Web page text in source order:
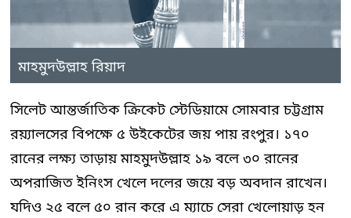
মাহমুদউল্লাহ রিয়াদ
সিলেট আন্তর্জাতিক ক্রিকেট স্টেডিয়ামে সোমবার চট্টগ্রাম
রয়্যালসের বিপক্ষে ৫ উইকেটের জয় পায় রংপুর। ১৭০
রানের লক্ষ্য তাড়ায় মাহমুদউল্লাহ ১৯ বলে ৩০ রানের
অপরাজিত ইনিংস খেলে দলের জয়ে বড় অবদান রাখেন।
যদিও ২৫ বলে ৫০ রান করে এ ম্যাচে সেরা খেলোয়াড় হন